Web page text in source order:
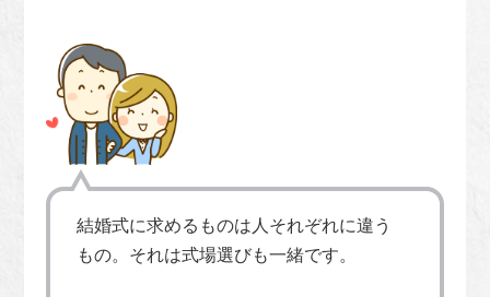
結婚式に求めるものは人それぞれに違う
もの。それは式場選びも一緒です。